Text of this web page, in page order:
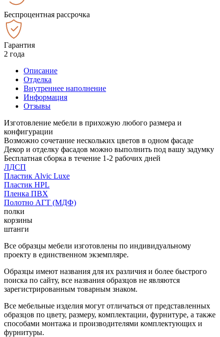
Беспроцентная рассрочка
Гарантия
2 года
Описание
Отделка
Внутреннее наполнение
Информация
Отзывы
Изготовление мебели в прихожую любого размера и
конфигурации
Возможно сочетание нескольких цветов в одном фасаде
Декор и отделку фасадов можно выполнить под вашу задумку
Бесплатная сборка в течение 1-2 рабочих дней
ЛДСП
Пластик Alvic Luxe
Пластик HPL
Пленка ПВХ
Полотно АГТ (МДФ)
полки
корзины
штанги
Все образцы мебели изготовлены по индивидуальному
проекту в единственном экземпляре.
Образцы имеют названия для их различия и более быстрого
поиска по сайту, все названия образцов не являются
зарегистрированным товарным знаком.
Все мебельные изделия могут отличаться от представленных
образцов по цвету, размеру, комплектации, фурнитуре, а также
способами монтажа и производителями комплектующих и
фурнитуры.